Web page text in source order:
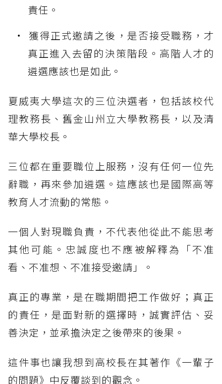
責任。
獲得正式邀請之後，是否接受職務，才
真正進入去留的決策階段。高階人才的
遴選應該也是如此。
夏威夷大學這次的三位決選者，包括該校代
理教務長、舊金山州立大學教務長，以及清
華大學校長。
三位都在重要職位上服務，沒有任何一位先
辭職，再來參加遴選。這應該也是國際高等
教育人才流動的常態。
一個人對現職負責，不代表他從此不能思考
其他可能。忠誠度也不應被解釋為「不准
看、不准想、不准接受邀請」。
真正的專業，是在職期間把工作做好；真正
的責任，是面對新的選擇時，誠實評估、妥
善決定，並承擔決定之後帶來的後果。
這件事也讓我想到高校長在其著作《一輩子
的問題》中反覆談到的觀念。